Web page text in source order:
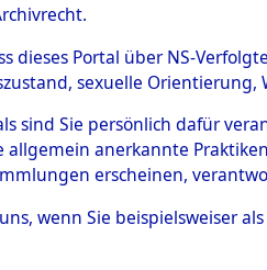
dieses Portal über NS-
sexuelle
sind Sie persönlich dafür
allgemein anerkannte
erscheinen,
wenn Sie beispielsweiser